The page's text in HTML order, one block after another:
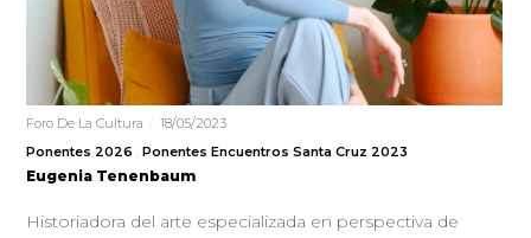
Foro De La Cultura
18/05/2023
Ponentes 2026
Ponentes Encuentros Santa Cruz 2023
Eugenia Tenenbaum
Historiadora del arte especializada en perspectiva de